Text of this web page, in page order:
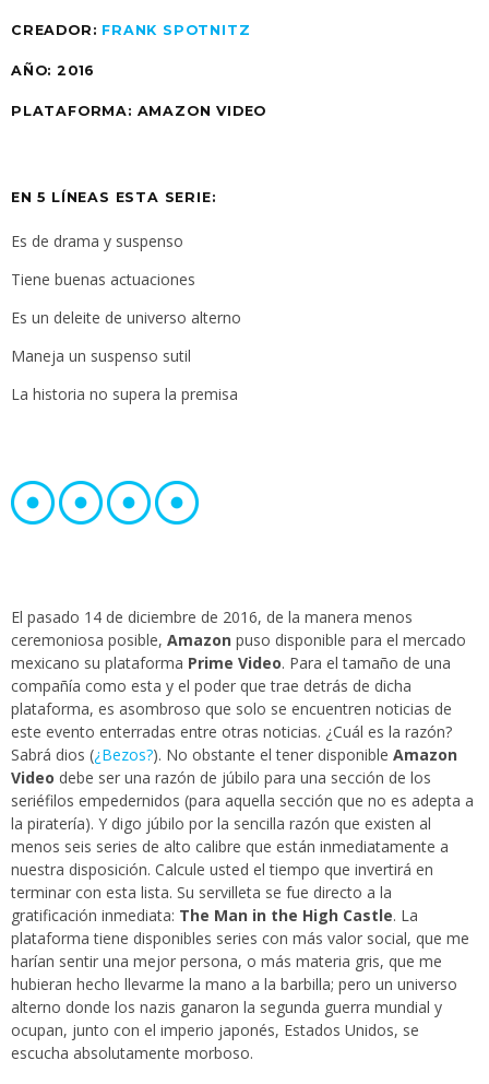
CREADOR: FRANK SPOTNITZ
AÑO: 2016
PLATAFORMA: AMAZON VIDEO
EN 5 LÍNEAS ESTA SERIE:
Es de drama y suspenso
Tiene buenas actuaciones
Es un deleite de universo alterno
Maneja un suspenso sutil
La historia no supera la premisa
El pasado 14 de diciembre de 2016, de la manera menos
ceremoniosa posible, Amazon puso disponible para el mercado
mexicano su plataforma Prime Video. Para el tamaño de una
compañía como esta y el poder que trae detrás de dicha
plataforma, es asombroso que solo se encuentren noticias de
este evento enterradas entre otras noticias. ¿Cuál es la razón?
Sabrá dios (¿Bezos?). No obstante el tener disponible Amazon
Video debe ser una razón de júbilo para una sección de los
seriéfilos empedernidos (para aquella sección que no es adepta a
la piratería). Y digo júbilo por la sencilla razón que existen al
menos seis series de alto calibre que están inmediatamente a
nuestra disposición. Calcule usted el tiempo que invertirá en
terminar con esta lista. Su servilleta se fue directo a la
gratificación inmediata: The Man in the High Castle. La
plataforma tiene disponibles series con más valor social, que me
harían sentir una mejor persona, o más materia gris, que me
hubieran hecho llevarme la mano a la barbilla; pero un universo
alterno donde los nazis ganaron la segunda guerra mundial y
ocupan, junto con el imperio japonés, Estados Unidos, se
escucha absolutamente morboso.